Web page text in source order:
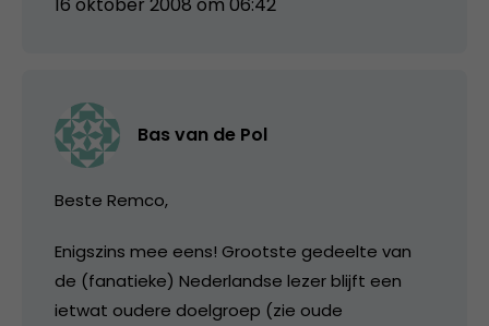
Bas van de Pol
Beste Remco,
Enigszins mee eens! Grootste gedeelte van
de (fanatieke) Nederlandse lezer blijft een
ietwat oudere doelgroep (zie oude